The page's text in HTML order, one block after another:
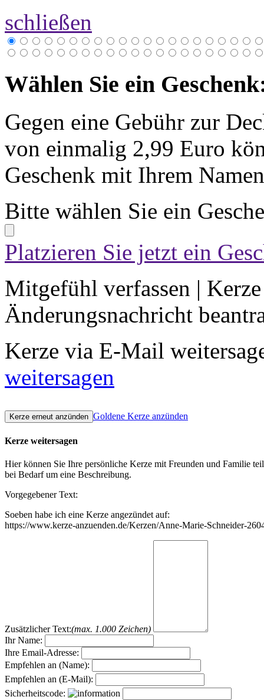
schließen
Wählen Sie ein
Gegen eine Gebühr zur
von einmalig 2,99 Euro
Geschenk mit Ihrem
Bitte wählen Sie ein
Platzieren Sie jetzt ein
Mitgefühl verfassen |
Änderungsnachricht
Kerze via E-Mail
weitersagen
Goldene Kerze anzünden
Kerze weitersagen
Hier können Sie Ihre persönliche Kerze mit Freunden und Familie
bei Bedarf um eine Beschreibung.
Vorgegebener Text:
Soeben habe ich eine Kerze angezündet auf:
https://www.kerze-anzuenden.de/Kerzen/Anne-Marie-Schneider-
Zusätzlicher Text:(max. 1.000 Zeichen)
Ihr Name:
Ihre Email-Adresse:
Empfehlen an (Name):
Empfehlen an (E-Mail):
Sicherheitscode: